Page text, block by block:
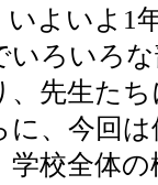
いよいよ1
いろいろ
、先生た
に、今回
学校全体